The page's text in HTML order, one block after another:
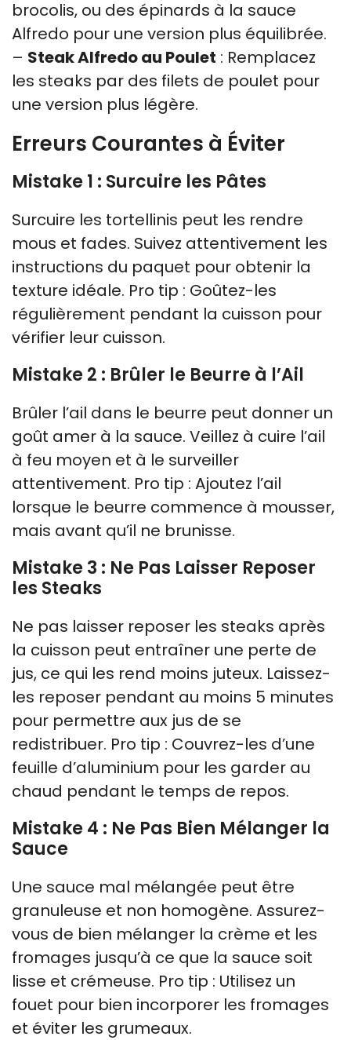
brocolis, ou des épinards à la sauce
Alfredo pour une version plus équilibrée.
– Steak Alfredo au Poulet : Remplacez
les steaks par des filets de poulet pour
une version plus légère.
Erreurs Courantes à Éviter
Mistake 1 : Surcuire les Pâtes
Surcuire les tortellinis peut les rendre
mous et fades. Suivez attentivement les
instructions du paquet pour obtenir la
texture idéale. Pro tip : Goûtez-les
régulièrement pendant la cuisson pour
vérifier leur cuisson.
Mistake 2 : Brûler le Beurre à l’Ail
Brûler l’ail dans le beurre peut donner un
goût amer à la sauce. Veillez à cuire l’ail
à feu moyen et à le surveiller
attentivement. Pro tip : Ajoutez l’ail
lorsque le beurre commence à mousser,
mais avant qu’il ne brunisse.
Mistake 3 : Ne Pas Laisser Reposer
les Steaks
Ne pas laisser reposer les steaks après
la cuisson peut entraîner une perte de
jus, ce qui les rend moins juteux. Laissez-
les reposer pendant au moins 5 minutes
pour permettre aux jus de se
redistribuer. Pro tip : Couvrez-les d’une
feuille d’aluminium pour les garder au
chaud pendant le temps de repos.
Mistake 4 : Ne Pas Bien Mélanger la
Sauce
Une sauce mal mélangée peut être
granuleuse et non homogène. Assurez-
vous de bien mélanger la crème et les
fromages jusqu’à ce que la sauce soit
lisse et crémeuse. Pro tip : Utilisez un
fouet pour bien incorporer les fromages
et éviter les grumeaux.